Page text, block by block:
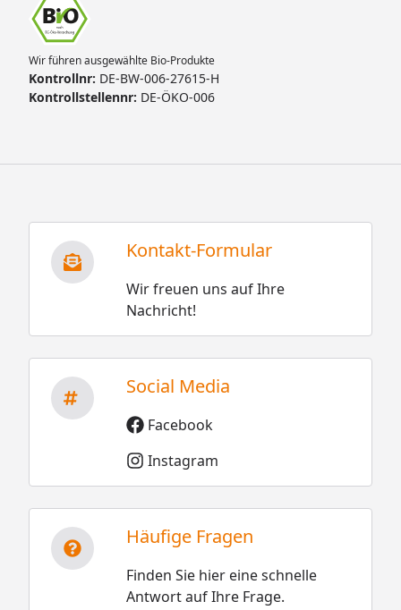
Wir führen ausgewählte Bio-Produkte
Kontrollnr: DE-BW-006-27615-H
Kontrollstellennr: DE-ÖKO-006
Kontakt-Formular
Wir freuen uns auf Ihre
Nachricht!
Social Media
Facebook
Instagram
Häufige Fragen
Finden Sie hier eine schnelle
Antwort auf Ihre Frage.